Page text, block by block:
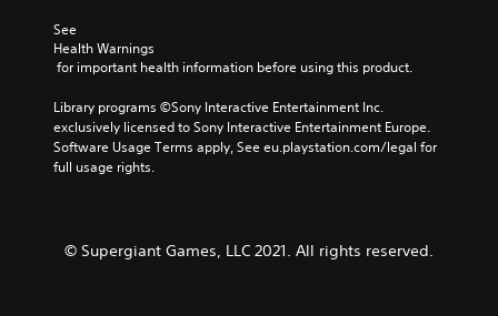
See
Health Warnings
for important health information before using this product.
Library programs ©Sony Interactive Entertainment Inc.
exclusively licensed to Sony Interactive Entertainment Europe.
Software Usage Terms apply, See eu.playstation.com/legal for
full usage rights.
© Supergiant Games, LLC 2021. All rights reserved.